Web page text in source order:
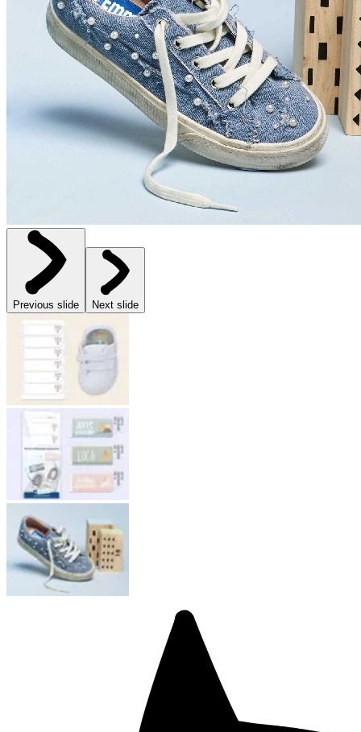
Previous slide Next slide